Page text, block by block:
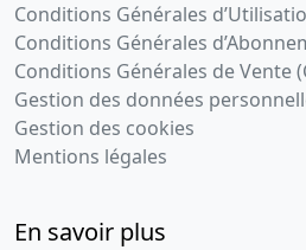
Conditions Générales
Conditions Générales
Conditions Générales de Vente
Gestion des données
Gestion des cookies
Mentions légales
En savoir plus